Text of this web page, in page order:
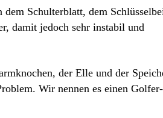
Schulterblatt, dem
damit jedoch sehr instabil und
der Elle und der
Wir nennen es einen Golfer-